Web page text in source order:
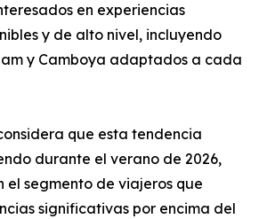
en experiencias
y de alto nivel, incluyendo
y Camboya adaptados a cada
que esta tendencia
durante el verano de 2026,
el segmento de viajeros que
significativas por encima del